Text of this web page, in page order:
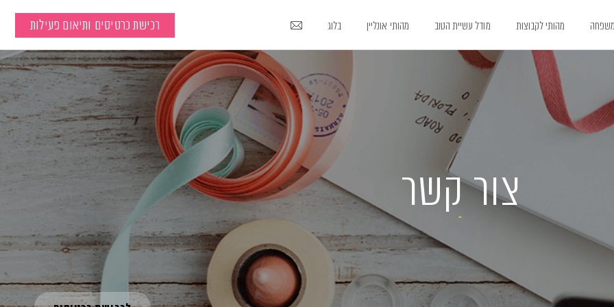
מהותי לקבוצות מודל עשיית הטוב מהותי אונליין בלוג רכישת כרטיסים ותיאום פעילות
צור קשר